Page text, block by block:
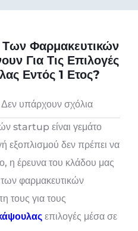
Φαρμακευτικών
Για Τις Επιλογές
Εντός 1 Ετος?
Δεν υπάρχουν σχόλια
startup είναι γεμάτο
εξοπλισμού δεν πρέπει να
η έρευνα του κλάδου μας
φαρμακευτικών
τους για τους
επιλογές μέσα σε